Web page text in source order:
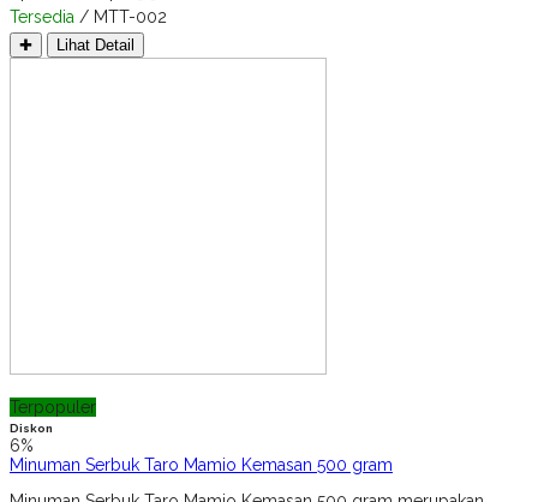
Tersedia / MTT-002
✚ Lihat Detail
Terpopuler
Diskon
6%
Minuman Serbuk Taro Mamio Kemasan 500 gram